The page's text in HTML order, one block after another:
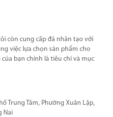
còn cung cấp đá nhân tạo với
việc lựa chọn sản phẩm cho
bạn chính là tiêu chí và mục
Trung Tâm, Phường Xuân Lập,
Nai